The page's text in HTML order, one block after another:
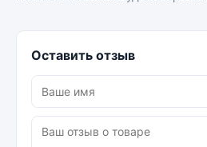
Оставить отзыв